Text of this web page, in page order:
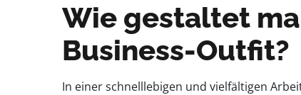
Wie gestaltet
Business-Outfit?
In einer schnelllebigen und vielfältigen